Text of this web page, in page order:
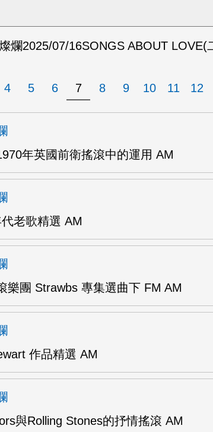
爛2025/07/16SONGS ABOUT LOVE(
4 5 6 7 8 9 10 11 12
年英國前衛搖滾中的運用 AM
老歌精選 AM
樂團 Strawbs 專集選曲下 FM AM
作品精選 AM
與Rolling Stones的抒情搖滾 AM